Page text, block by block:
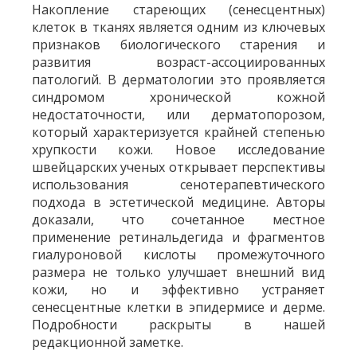
Накопление стареющих (сенесцентных)
клеток в тканях является одним из ключевых
признаков биологического старения и
развития возраст-ассоциированных
патологий. В дерматологии это проявляется
синдромом хронической кожной
недостаточности, или дерматопорозом,
который характеризуется крайней степенью
хрупкости кожи. Новое исследование
швейцарских ученых открывает перспективы
использования сенотерапевтического
подхода в эстетической медицине. Авторы
доказали, что сочетанное местное
применение ретинальдегида и фрагментов
гиалуроновой кислоты промежуточного
размера не только улучшает внешний вид
кожи, но и эффективно устраняет
сенесцентные клетки в эпидермисе и дерме.
Подробности раскрыты в нашей
редакционной заметке.